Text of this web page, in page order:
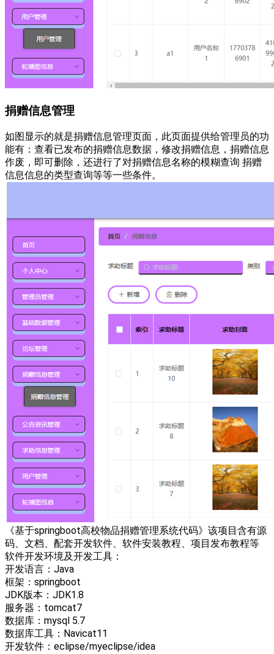
捐赠信息管理
如图显示的就是捐赠信息管理页面，此页面提供给管理员的功
能有：查看已发布的捐赠信息数据，修改捐赠信息，捐赠信息
作废，即可删除，还进行了对捐赠信息名称的模糊查询 捐赠
信息信息的类型查询等等一些条件。
《基于springboot高校物品捐赠管理系统代码》该项目含有源
码、文档、配套开发软件、软件安装教程、项目发布教程等
软件开发环境及开发工具：
开发语言：Java
框架：springboot
JDK版本：JDK1.8
服务器：tomcat7
数据库：mysql 5.7
数据库工具：Navicat11
开发软件：eclipse/myeclipse/idea